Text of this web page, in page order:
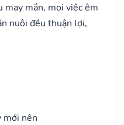
may mắn, mọi việc êm
nuôi đều thuận lợi,
mới nên